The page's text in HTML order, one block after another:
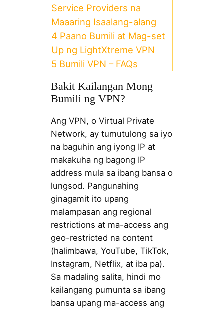
Service Providers na
Maaaring Isaalang-alang
4 Paano Bumili at Mag-set
Up ng LightXtreme VPN
5 Bumili VPN – FAQs
Bakit Kailangan Mong
Bumili ng VPN?
Ang VPN, o Virtual Private
Network, ay tumutulong sa iyo
na baguhin ang iyong IP at
makakuha ng bagong IP
address mula sa ibang bansa o
lungsod. Pangunahing
ginagamit ito upang
malampasan ang regional
restrictions at ma-access ang
geo-restricted na content
(halimbawa, YouTube, TikTok,
Instagram, Netflix, at iba pa).
Sa madaling salita, hindi mo
kailangang pumunta sa ibang
bansa upang ma-access ang